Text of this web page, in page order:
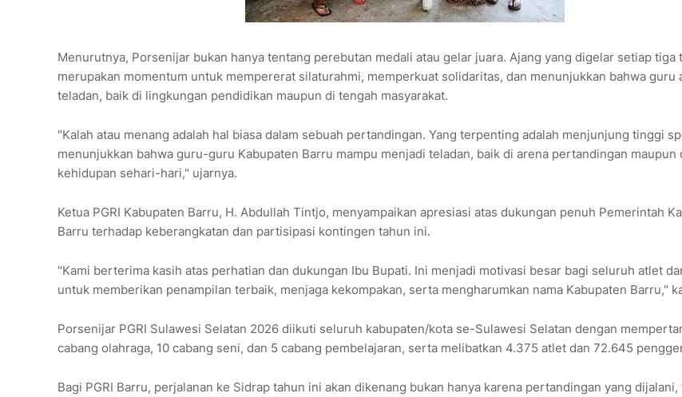
Menurutnya, Porsenijar bukan hanya tentang perebutan medali atau gelar juara. Ajang yang digelar setiap tiga
merupakan momentum untuk mempererat silaturahmi, memperkuat solidaritas, dan menunjukkan bahwa guru
teladan, baik di lingkungan pendidikan maupun di tengah masyarakat.
"Kalah atau menang adalah hal biasa dalam sebuah pertandingan. Yang terpenting adalah menjunjung tinggi
menunjukkan bahwa guru-guru Kabupaten Barru mampu menjadi teladan, baik di arena pertandingan maupun
kehidupan sehari-hari," ujarnya.
Ketua PGRI Kabupaten Barru, H. Abdullah Tintjo, menyampaikan apresiasi atas dukungan penuh Pemerintah
Barru terhadap keberangkatan dan partisipasi kontingen tahun ini.
"Kami berterima kasih atas perhatian dan dukungan Ibu Bupati. Ini menjadi motivasi besar bagi seluruh atlet
untuk memberikan penampilan terbaik, menjaga kekompakan, serta mengharumkan nama Kabupaten Barru,"
Porsenijar PGRI Sulawesi Selatan 2026 diikuti seluruh kabupaten/kota se-Sulawesi Selatan dengan
cabang olahraga, 10 cabang seni, dan 5 cabang pembelajaran, serta melibatkan 4.375 atlet dan 72.645
Bagi PGRI Barru, perjalanan ke Sidrap tahun ini akan dikenang bukan hanya karena pertandingan yang